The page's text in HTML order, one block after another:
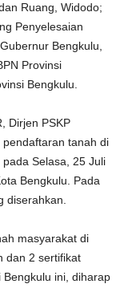
Ruang, Widodo;
Penyelesaian
Bengkulu,
Provinsi
Bengkulu.
Dirjen PSKP
tanah di
Selasa, 25 Juli
Bengkulu. Pada
diserahkan.
masyarakat di
dan 2 sertifikat
ini, diharap